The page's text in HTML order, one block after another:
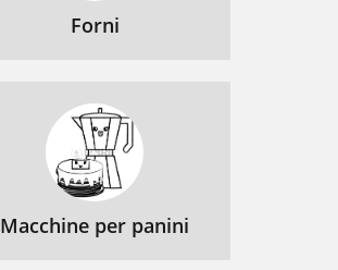
Forni
Macchine per panini